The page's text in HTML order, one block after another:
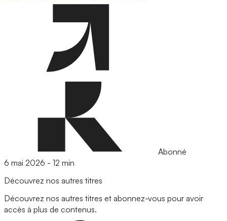
Abonné
6 mai 2026 - 12 min
Découvrez nos autres titres
Découvrez nos autres titres et abonnez-vous pour avoir
accès à plus de contenus.